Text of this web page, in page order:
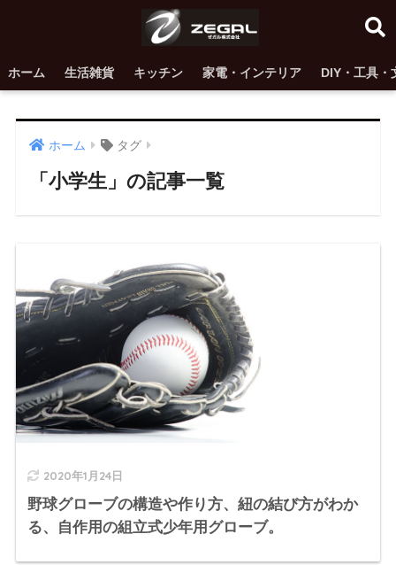
ホーム 生活雑貨 キッチン 家電・インテリア DIY・工具・
ホーム タグ
「小学生」の記事一覧
2020年1月24日
野球グローブの構造や作り方、紐の結び方がわか
る、自作用の組立式少年用グローブ。